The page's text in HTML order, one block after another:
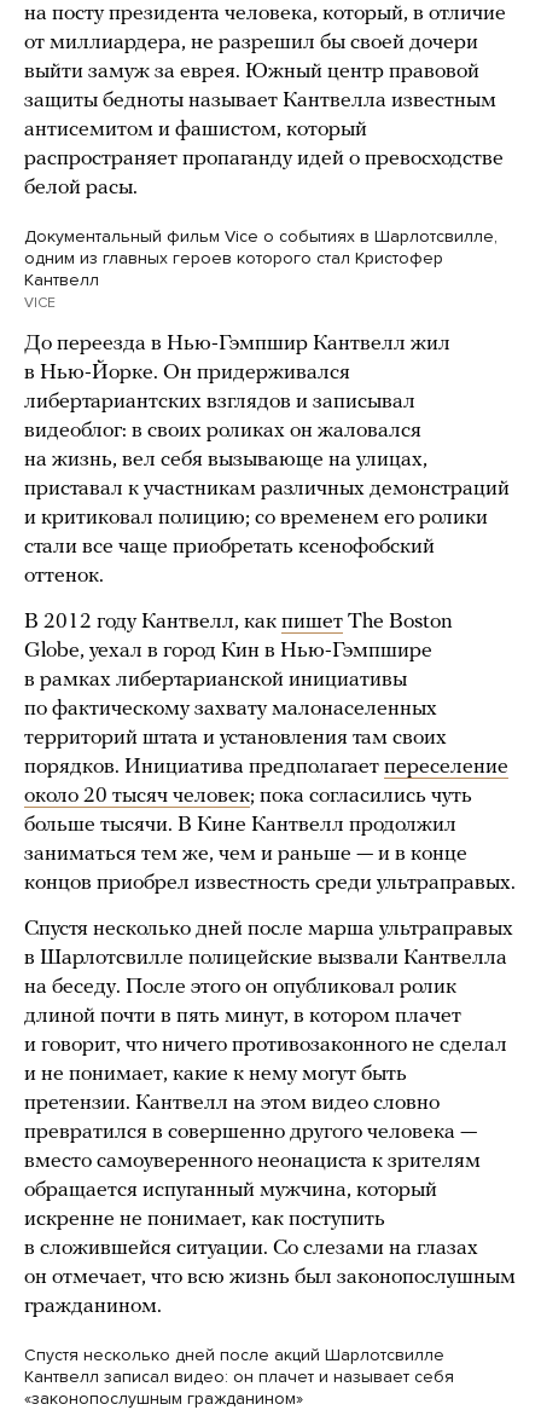
на посту президента человека, который, в отличие
от миллиардера, не разрешил бы своей дочери
выйти замуж за еврея. Южный центр правовой
защиты бедноты называет Кантвелла известным
антисемитом и фашистом, который
распространяет пропаганду идей о превосходстве
белой расы.
Документальный фильм Vice о событиях в Шарлотсвилле,
одним из главных героев которого стал Кристофер
Кантвелл
VICE
До переезда в Нью-Гэмпшир Кантвелл жил
в Нью-Йорке. Он придерживался
либертариантских взглядов и записывал
видеоблог: в своих роликах он жаловался
на жизнь, вел себя вызывающе на улицах,
приставал к участникам различных демонстраций
и критиковал полицию; со временем его ролики
стали все чаще приобретать ксенофобский
оттенок.
В 2012 году Кантвелл, как пишет The Boston
Globe, уехал в город Кин в Нью-Гэмпшире
в рамках либертарианской инициативы
по фактическому захвату малонаселенных
территорий штата и установления там своих
порядков. Инициатива предполагает переселение
около 20 тысяч человек; пока согласились чуть
больше тысячи. В Кине Кантвелл продолжил
заниматься тем же, чем и раньше — и в конце
концов приобрел известность среди ультраправых.
Спустя несколько дней после марша ультраправых
в Шарлотсвилле полицейские вызвали Кантвелла
на беседу. После этого он опубликовал ролик
длиной почти в пять минут, в котором плачет
и говорит, что ничего противозаконного не сделал
и не понимает, какие к нему могут быть
претензии. Кантвелл на этом видео словно
превратился в совершенно другого человека —
вместо самоуверенного неонациста к зрителям
обращается испуганный мужчина, который
искренне не понимает, как поступить
в сложившейся ситуации. Со слезами на глазах
он отмечает, что всю жизнь был законопослушным
гражданином.
Спустя несколько дней после акций Шарлотсвилле
Кантвелл записал видео: он плачет и называет себя
«законопослушным гражданином»